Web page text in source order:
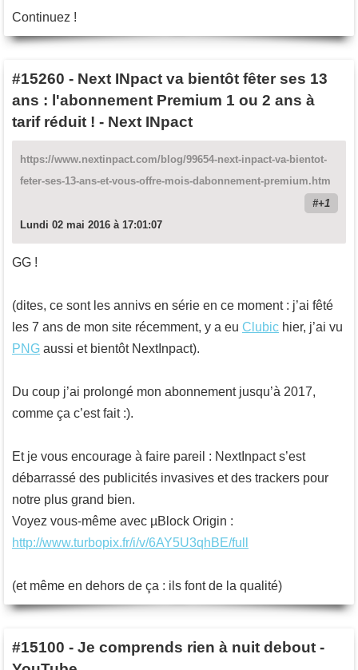
Continuez !
#15260 - Next INpact va bientôt fêter ses 13
ans : l'abonnement Premium 1 ou 2 ans à
tarif réduit ! - Next INpact
https://www.nextinpact.com/blog/99654-next-inpact-va-bientot-
feter-ses-13-ans-et-vous-offre-mois-dabonnement-premium.htm
+1
Lundi 02 mai 2016 à 17:01:07
GG !
(dites, ce sont les annivs en série en ce moment : j’ai fêté
les 7 ans de mon site récemment, y a eu Clubic hier, j’ai vu
PNG aussi et bientôt NextInpact).
Du coup j’ai prolongé mon abonnement jusqu’à 2017,
comme ça c’est fait :).
Et je vous encourage à faire pareil : NextInpact s’est
débarrassé des publicités invasives et des trackers pour
notre plus grand bien.
Voyez vous-même avec µBlock Origin :
http://www.turbopix.fr/i/v/6AY5U3qhBE/full
(et même en dehors de ça : ils font de la qualité)
#15100 - Je comprends rien à nuit debout -